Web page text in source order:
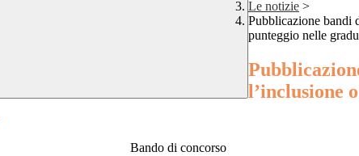
Le notizie >
Pubblicazione bandi
punteggio nelle
l’inclusione
Bando di concorso